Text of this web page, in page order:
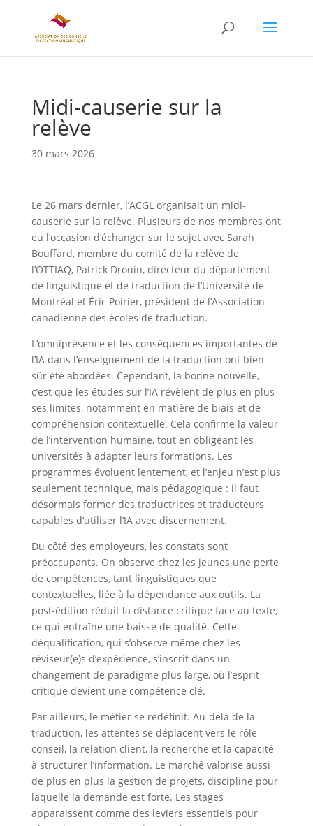
Midi-causerie sur la
relève
30 mars 2026
Le 26 mars dernier, l’ACGL organisait un midi-
causerie sur la relève. Plusieurs de nos membres ont
eu l’occasion d’échanger sur le sujet avec Sarah
Bouffard, membre du comité de la relève de
l’OTTIAQ, Patrick Drouin, directeur du département
de linguistique et de traduction de l’Université de
Montréal et Éric Poirier, président de l’Association
canadienne des écoles de traduction.
L’omniprésence et les conséquences importantes de
l’IA dans l’enseignement de la traduction ont bien
sûr été abordées. Cependant, la bonne nouvelle,
c’est que les études sur l’IA révèlent de plus en plus
ses limites, notamment en matière de biais et de
compréhension contextuelle. Cela confirme la valeur
de l’intervention humaine, tout en obligeant les
universités à adapter leurs formations. Les
programmes évoluent lentement, et l’enjeu n’est plus
seulement technique, mais pédagogique : il faut
désormais former des traductrices et traducteurs
capables d’utiliser l’IA avec discernement.
Du côté des employeurs, les constats sont
préoccupants. On observe chez les jeunes une perte
de compétences, tant linguistiques que
contextuelles, liée à la dépendance aux outils. La
post-édition réduit la distance critique face au texte,
ce qui entraîne une baisse de qualité. Cette
déqualification, qui s’observe même chez les
réviseur(e)s d’expérience, s’inscrit dans un
changement de paradigme plus large, où l’esprit
critique devient une compétence clé.
Par ailleurs, le métier se redéfinit. Au-delà de la
traduction, les attentes se déplacent vers le rôle-
conseil, la relation client, la recherche et la capacité
à structurer l’information. Le marché valorise aussi
de plus en plus la gestion de projets, discipline pour
laquelle la demande est forte. Les stages
apparaissent comme des leviers essentiels pour